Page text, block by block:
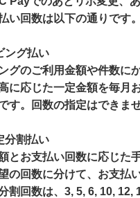
い回数は以下の通りです。
ング払い
グのご利用金額や件数に
に応じた一定金額を毎月
す。回数の指定はできませ
分割払い
とお支払い回数に応じた
の回数に分けて、お支払
割回数は、3, 5, 6, 10, 12,